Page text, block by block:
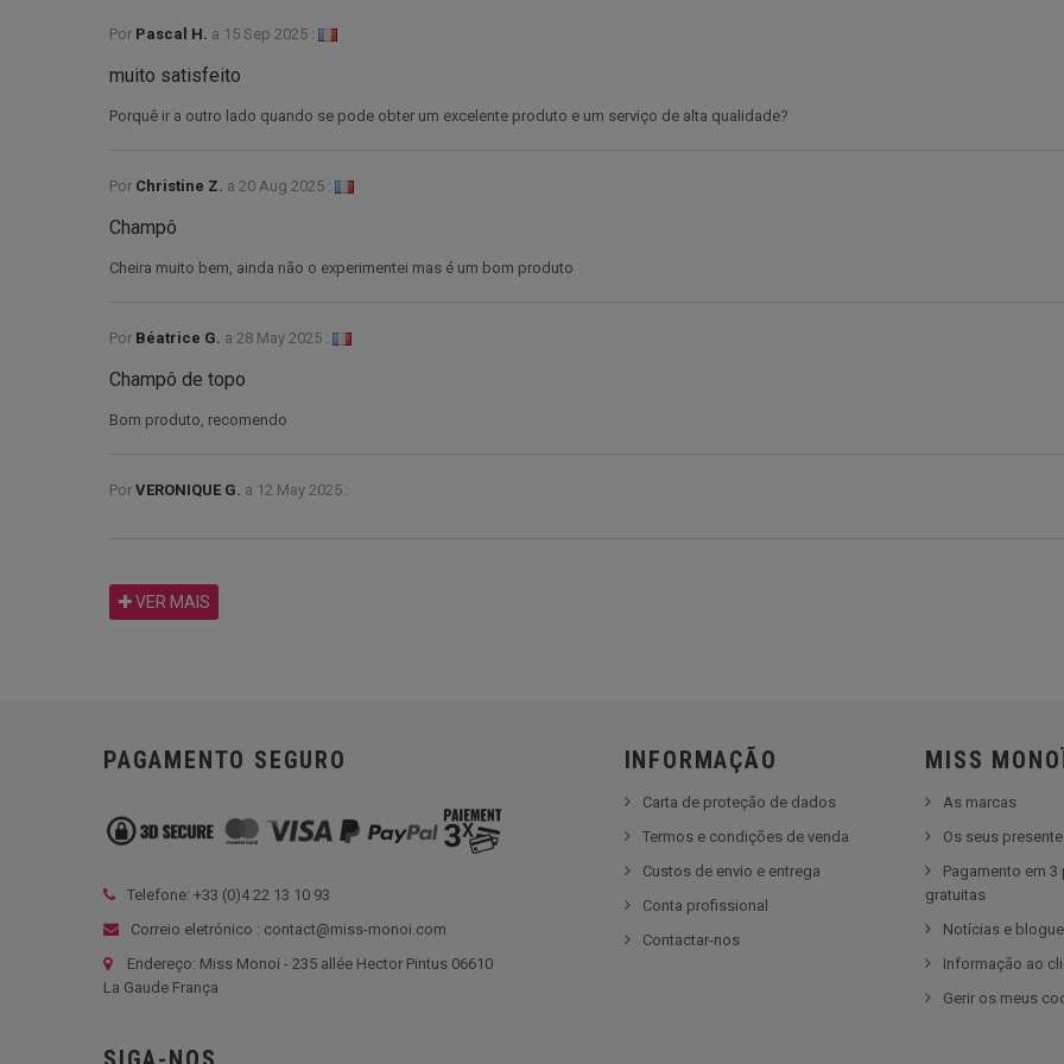
Por Pascal H. a 15 Sep 2025 :
muito satisfeito
Porquê ir a outro lado quando se pode obter um excelente produto e um serviço de alta qualidade?
Por Christine Z. a 20 Aug 2025 :
Champô
Cheira muito bem, ainda não o experimentei mas é um bom produto
Por Béatrice G. a 28 May 2025 :
Champô de topo
Bom produto, recomendo
Por VERONIQUE G. a 12 May 2025 :
VER MAIS
PAGAMENTO SEGURO
Telefone: +33 (0)4 22 13 10 93
Correio eletrónico : contact@miss-monoi.com
Endereço: Miss Monoi - 235 allée Hector Pintus 06610
La Gaude França
INFORMAÇÃO
Carta de proteção de dados
Termos e condições de venda
Custos de envio e entrega
Conta profissional
Contactar-nos
MISS
As marcas
Os seus
Pagamento em
gratuitas
Notícias e blogue
Informação ao
Gerir os meus